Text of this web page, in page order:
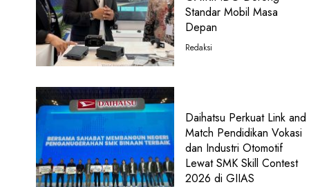
Standar Mobil Masa
Depan
Redaksi
Daihatsu Perkuat Link and
Match Pendidikan Vokasi
dan Industri Otomotif
Lewat SMK Skill Contest
2026 di GIIAS